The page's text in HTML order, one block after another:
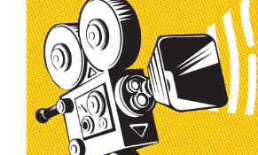
Larger
Image